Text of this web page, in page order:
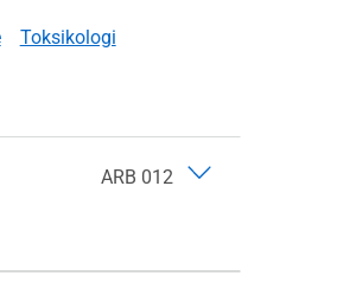
Toksikologi
ARB 012